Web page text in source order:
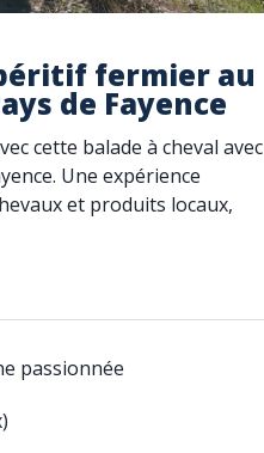
fermier au
de Fayence
cette balade à cheval avec
Une expérience
et produits locaux,
passionnée